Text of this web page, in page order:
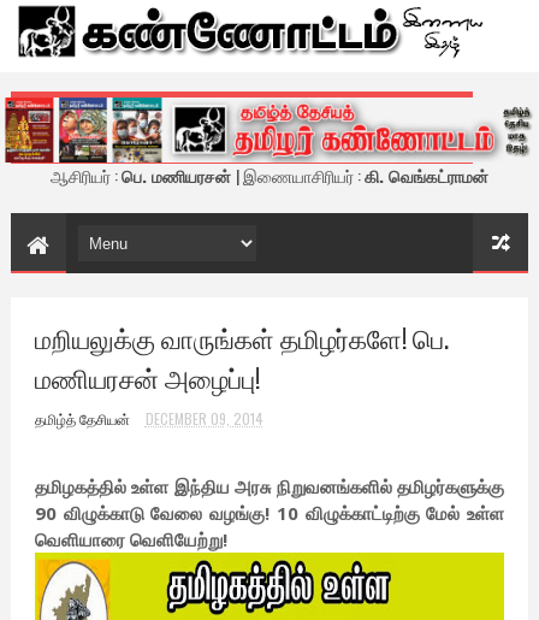
கண்ணோட்டம் - இணைய இதழ்
ஆசிரியர் :பெ. மணியரசன் | இணையாசிரியர் :கி. வெங்கட்ராமன்
மறியலுக்கு வாருங்கள் தமிழர்களே! பெ.
மணியரசன் அழைப்பு!
தமிழ்த் தேசியன் DECEMBER 09, 2014
தமிழகத்தில் உள்ள இந்திய அரசு நிறுவனங்களில் தமிழர்களுக்கு
90 விழுக்காடு வேலை வழங்கு! 10 விழுக்காட்டிற்கு மேல் உள்ள
வெளியாரை வெளியேற்று!